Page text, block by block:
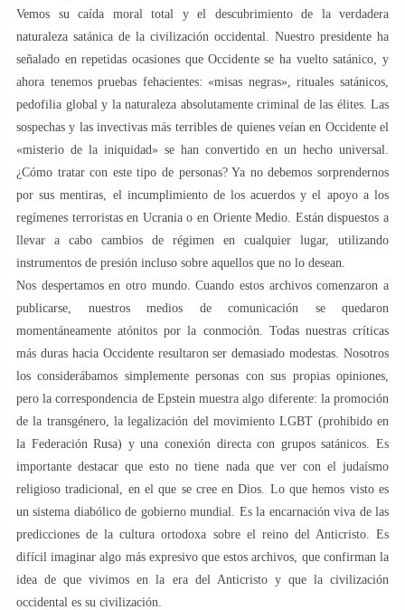
Vemos su caída moral total y el descubrimiento de la verdadera
naturaleza satánica de la civilización occidental. Nuestro presidente ha
señalado en repetidas ocasiones que Occidente se ha vuelto satánico, y
ahora tenemos pruebas fehacientes: «misas negras», rituales satánicos,
pedofilia global y la naturaleza absolutamente criminal de las élites. Las
sospechas y las invectivas más terribles de quienes veían en Occidente el
«misterio de la iniquidad» se han convertido en un hecho universal.
¿Cómo tratar con este tipo de personas? Ya no debemos sorprendernos
por sus mentiras, el incumplimiento de los acuerdos y el apoyo a los
regímenes terroristas en Ucrania o en Oriente Medio. Están dispuestos a
llevar a cabo cambios de régimen en cualquier lugar, utilizando
instrumentos de presión incluso sobre aquellos que no lo desean.
Nos despertamos en otro mundo. Cuando estos archivos comenzaron a
publicarse, nuestros medios de comunicación se quedaron
momentáneamente atónitos por la conmoción. Todas nuestras críticas
más duras hacia Occidente resultaron ser demasiado modestas. Nosotros
los considerábamos simplemente personas con sus propias opiniones,
pero la correspondencia de Epstein muestra algo diferente: la promoción
de la transgénero, la legalización del movimiento LGBT (prohibido en
la Federación Rusa) y una conexión directa con grupos satánicos. Es
importante destacar que esto no tiene nada que ver con el judaísmo
religioso tradicional, en el que se cree en Dios. Lo que hemos visto es
un sistema diabólico de gobierno mundial. Es la encarnación viva de las
predicciones de la cultura ortodoxa sobre el reino del Anticristo. Es
difícil imaginar algo más expresivo que estos archivos, que confirman la
idea de que vivimos en la era del Anticristo y que la civilización
occidental es su civilización.